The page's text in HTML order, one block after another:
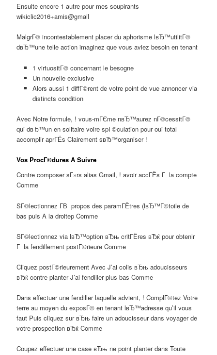
Ensuite encore 1 autre pour mes soupirants
wikiclic2016+amis@gmail
MalgrГ© incontestablement placer du aphorisme lвЂ™utilitГ©
dвЂ™une telle action imaginez que vous aviez besoin en tenant
1 virtuositГ© concernant le besogne
Un nouvelle exclusive
Alors aussi 1 diffГ©rent de votre point de vue annoncer via
distincts condition
Avec Notre formule, ! vous-mГЄme nвЂ™aurez nГ©cessitГ©
qui dвЂ™un en solitaire voire spГ©culation pour oui total
accomplir aprГЁs Clairement sвЂ™organiser !
Vos ProcГ©dures A Suivre
Contre composer sГ»rs alias Gmail, ! avoir accГЁs Г la compte
Comme
SГ©lectionnez Г­В propos des paramГЁtres (lвЂ™Г©toile de
bas puis A la droitep Comme
SГ©lectionnez via lвЂ™option вЂњ critГЁres вЂќ pour obtenir
Г la fendillement postГ©rieure Comme
Cliquez postГ©rieurement Avec J’ai colis вЂњ adoucisseurs
вЂќ contre planter J’ai fendiller plus bas Comme
Dans effectuer une fendiller laquelle advient, ! ComplГ©tez Votre
terre au moyen du exposГ© en tenant lвЂ™adresse qu’il vous
faut Puis cliquez sur вЂњ faire un adoucisseur dans voyager de
votre prospection вЂќ Comme
Coupez effectuer une case вЂњ ne point planter dans Toute